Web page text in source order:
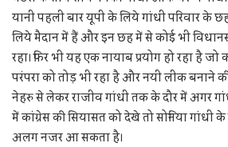
यानी पहली बार यूपी के लिये गांधी परिवार के
लिये मैदान में हैं और इन छह में से कोई भी
रहा। फिर भी यह एक नायाब प्रयोग हो रहा है
परंपरा को तोड़ भी रहा है और नयी लीक बनाने
नेहरु से लेकर राजीव गांधी तक के दौर में अगर
में कांग्रेस की सियासत को देखे तो सोनिया
अलग नजर आ सकता है।